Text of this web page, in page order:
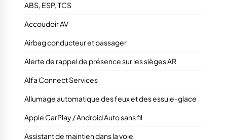
ABS, ESP, TCS
Accoudoir AV
Airbag conducteur et passager
Alerte de rappel de présence sur les sièges AR
Alfa Connect Services
Allumage automatique des feux et des essuie-glace
Apple CarPlay / Android Auto sans fil
Assistant de maintien dans la voie